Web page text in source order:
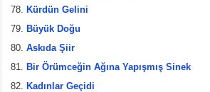
Kürdün Gelini
Büyük Doğu
Askıda Şiir
Bir Örümceğin Ağına Yapışmış Sinek
Kadınlar Geçidi